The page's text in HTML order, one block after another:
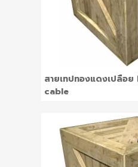
สายเทปทองแดงเปลือ
cable